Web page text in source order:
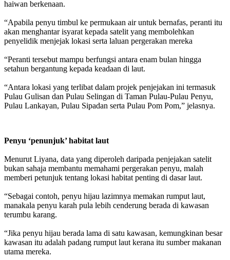
haiwan berkenaan.
“Apabila penyu timbul ke permukaan air untuk bernafas, peranti itu
akan menghantar isyarat kepada satelit yang membolehkan
penyelidik menjejak lokasi serta laluan pergerakan mereka
“Peranti tersebut mampu berfungsi antara enam bulan hingga
setahun bergantung kepada keadaan di laut.
“Antara lokasi yang terlibat dalam projek penjejakan ini termasuk
Pulau Gulisan dan Pulau Selingan di Taman Pulau-Pulau Penyu,
Pulau Lankayan, Pulau Sipadan serta Pulau Pom Pom,” jelasnya.
Penyu ‘penunjuk’ habitat laut
Menurut Liyana, data yang diperoleh daripada penjejakan satelit
bukan sahaja membantu memahami pergerakan penyu, malah
memberi petunjuk tentang lokasi habitat penting di dasar laut.
“Sebagai contoh, penyu hijau lazimnya memakan rumput laut,
manakala penyu karah pula lebih cenderung berada di kawasan
terumbu karang.
“Jika penyu hijau berada lama di satu kawasan, kemungkinan besar
kawasan itu adalah padang rumput laut kerana itu sumber makanan
utama mereka.